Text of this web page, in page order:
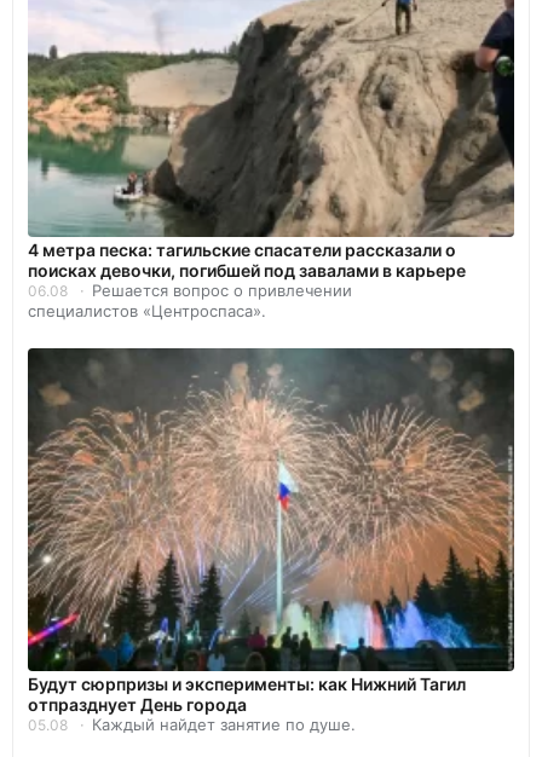
4 метра песка: тагильские спасатели рассказали о
поисках девочки, погибшей под завалами в карьере
06.08
Решается вопрос о привлечении
специалистов «Центроспаса».
Будут сюрпризы и эксперименты: как Нижний Тагил
отпразднует День города
05.08 Каждый найдет занятие по душе.